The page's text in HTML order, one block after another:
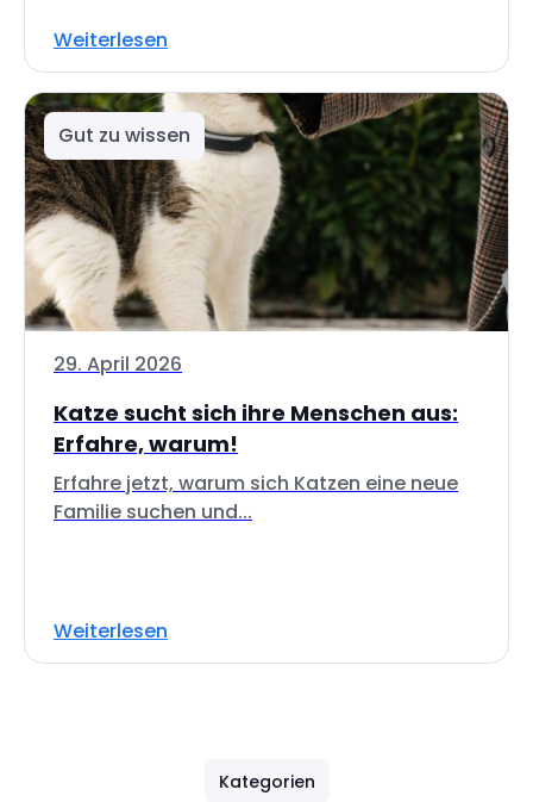
Weiterlesen
Gut zu wissen
29. April 2026
Katze sucht sich ihre Menschen aus:
Erfahre, warum!
Erfahre jetzt, warum sich Katzen eine neue
Familie suchen und...
Weiterlesen
Kategorien